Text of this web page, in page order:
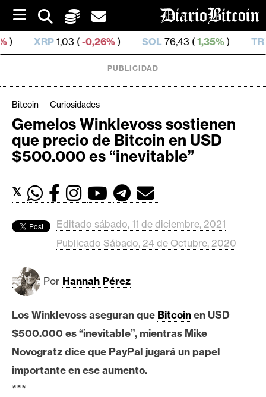
i
p
t
o
-0,26%) SOL76,43 (1,35%) TRX0,329 695 (
C
r
i
M
a
o
s
B
PUBLICIDAD
Bitcoin Curiosidades
Gemelos Winklevoss sostienen
que precio de Bitcoin en USD
$500.000 es “inevitable”
𝕏
Editado sábado, 11 de diciembre, 2021
Publicado Sábado, 24 de Octubre, 2020
Por Hannah Pérez
Los Winklevoss aseguran que Bitcoinen USD
$500.000 es “inevitable”, mientras Mike
Novogratz dice que PayPal jugará un papel
importante en ese aumento.
***